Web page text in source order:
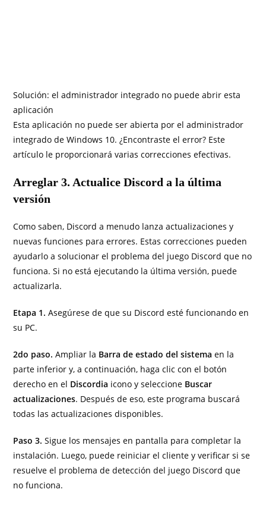
Solución: el administrador integrado no puede abrir esta
aplicación
Esta aplicación no puede ser abierta por el administrador
integrado de Windows 10. ¿Encontraste el error? Este
artículo le proporcionará varias correcciones efectivas.
Arreglar 3. Actualice Discord a la última
versión
Como saben, Discord a menudo lanza actualizaciones y
nuevas funciones para errores. Estas correcciones pueden
ayudarlo a solucionar el problema del juego Discord que no
funciona. Si no está ejecutando la última versión, puede
actualizarla.
Etapa 1.Asegúrese de que su Discord esté funcionando en
su PC.
2do paso.Ampliar la Barra de estado del sistemaen la
parte inferior y, a continuación, haga clic con el botón
derecho en el Discordia icono y seleccione Buscar
actualizaciones. Después de eso, este programa buscará
todas las actualizaciones disponibles.
Paso 3.Sigue los mensajes en pantalla para completar la
instalación. Luego, puede reiniciar el cliente y verificar si se
resuelve el problema de detección del juego Discord que
no funciona.